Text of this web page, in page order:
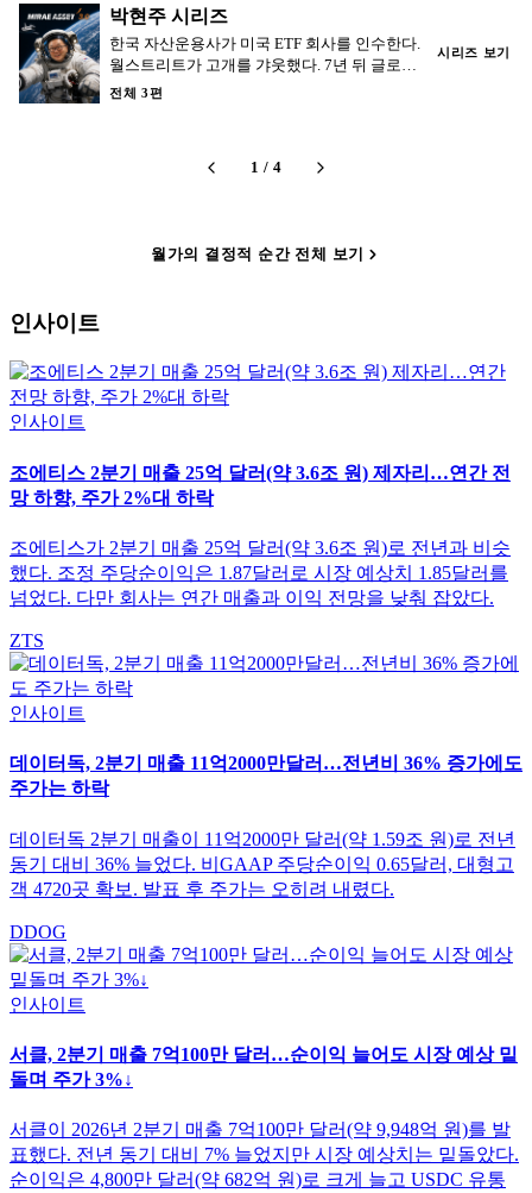
박현주 시리즈
한국 자산운용사가 미국 ETF 회사를 인수한다.
월스트리트가 고개를 갸웃했다. 7년 뒤 글로벌
X 운용자산은 50조 원을 넘었다.
전체 3편
시리즈 보기
1 / 4
월가의 결정적 순간 전체 보기
인사이트
인사이트
조에티스 2분기 매출 25억 달러(약 3.6조 원) 제자리…연간 전
망 하향, 주가 2%대 하락
조에티스가 2분기 매출 25억 달러(약 3.6조 원)로 전년과 비슷
했다. 조정 주당순이익은 1.87달러로 시장 예상치 1.85달러를
넘었다. 다만 회사는 연간 매출과 이익 전망을 낮춰 잡았다.
ZTS
인사이트
데이터독, 2분기 매출 11억2000만달러…전년비 36% 증가에도
주가는 하락
데이터독 2분기 매출이 11억2000만 달러(약 1.59조 원)로 전년
동기 대비 36% 늘었다. 비GAAP 주당순이익 0.65달러, 대형고
객 4720곳 확보. 발표 후 주가는 오히려 내렸다.
DDOG
인사이트
서클, 2분기 매출 7억100만 달러…순이익 늘어도 시장 예상 밑
돌며 주가 3%↓
서클이 2026년 2분기 매출 7억100만 달러(약 9,948억 원)를 발
표했다. 전년 동기 대비 7% 늘었지만 시장 예상치는 밑돌았다.
순이익은 4,800만 달러(약 682억 원)로 크게 늘고 USDC 유통